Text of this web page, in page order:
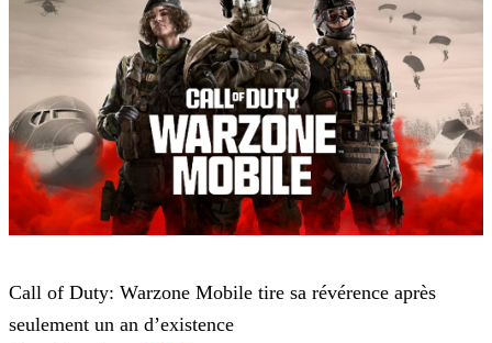
Call of Duty: Warzone Mobile tire sa révérence après
seulement un an d’existence